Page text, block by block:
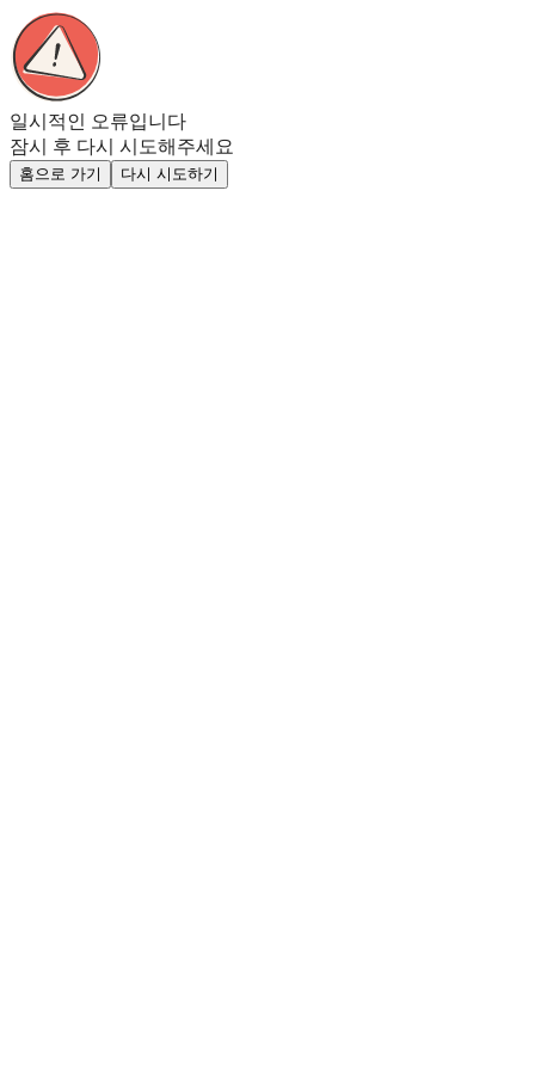
일시적인 오류입니다
잠시 후 다시 시도해주세요
홈으로 가기 다시 시도하기